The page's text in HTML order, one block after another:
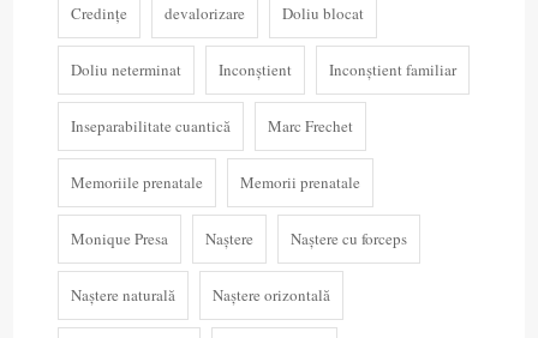
Credințe devalorizare Doliu blocat
Doliu neterminat Inconștient Inconștient familiar
Inseparabilitate cuantică Marc Frechet
Memoriile prenatale Memorii prenatale
Monique Presa Naștere Naștere cu forceps
Naștere naturală Naștere orizontală